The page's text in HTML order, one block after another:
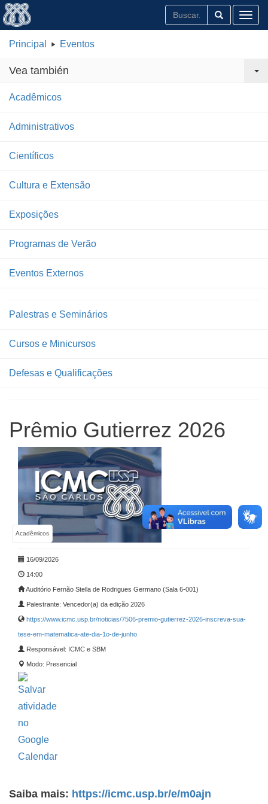
Principal Eventos
Vea también
Acadêmicos
Administrativos
Científicos
Cultura e Extensão
Exposições
Programas de Verão
Eventos Externos
Palestras e Seminários
Cursos e Minicursos
Defesas e Qualificações
Prêmio Gutierrez 2026
Acadêmicos
16/09/2026
14:00
Auditório Fernão Stella de Rodrigues Germano (Sala 6-001)
Palestrante: Vencedor(a) da edição 2026
https://www.icmc.usp.br/noticias/7506-premio-gutierrez-2026-inscreva-sua-
tese-em-matematica-ate-dia-1o-de-junho
Responsável: ICMC e SBM
Modo: Presencial
Saiba mais: https://icmc.usp.br/e/m0ajn